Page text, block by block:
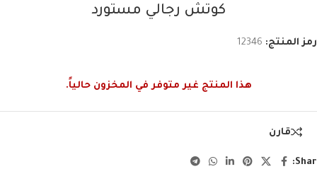
كوتش رجالي مستورد
رمز المنتج: 12346
هذا المنتج غير متوفر في المخزون حالياً.
قارن